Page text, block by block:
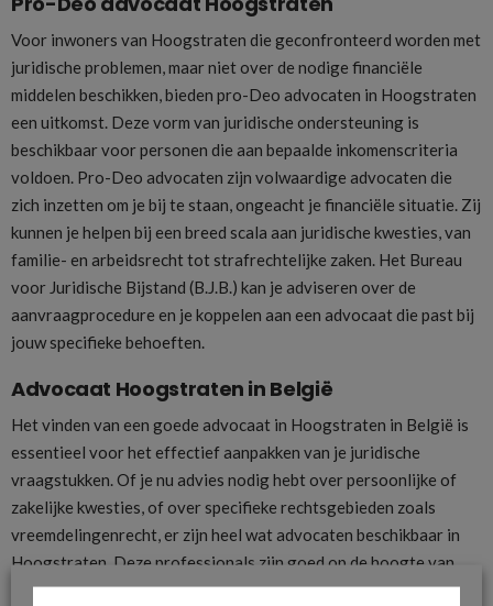
Voor inwoners van Hoogstraten die geconfronteerd worden met
juridische problemen, maar niet over de nodige financiële
middelen beschikken, bieden pro-Deo advocaten in Hoogstraten
een uitkomst. Deze vorm van juridische ondersteuning is
beschikbaar voor personen die aan bepaalde inkomenscriteria
voldoen. Pro-Deo advocaten zijn volwaardige advocaten die
zich inzetten om je bij te staan, ongeacht je financiële situatie. Zij
kunnen je helpen bij een breed scala aan juridische kwesties, van
familie- en arbeidsrecht tot strafrechtelijke zaken. Het Bureau
voor Juridische Bijstand (B.J.B.) kan je adviseren over de
aanvraagprocedure en je koppelen aan een advocaat die past bij
jouw specifieke behoeften.
Advocaat Hoogstraten in België
Het vinden van een goede advocaat in Hoogstraten in België is
essentieel voor het effectief aanpakken van je juridische
vraagstukken. Of je nu advies nodig hebt over persoonlijke of
zakelijke kwesties, of over specifieke rechtsgebieden zoals
vreemdelingenrecht, er zijn heel wat advocaten beschikbaar in
Hoogstraten. Deze professionals zijn goed op de hoogte van
zowel de Belgische als de Europese wetgeving. Ze bieden